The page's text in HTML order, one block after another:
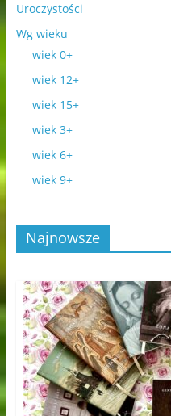
Uroczystości
Wg wieku
wiek 0+
wiek 12+
wiek 15+
wiek 3+
wiek 6+
wiek 9+
Najnowsze